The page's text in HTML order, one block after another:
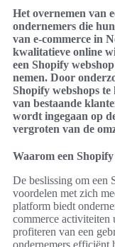
Het overnemen van
ondernemers die
van e-commerce in
kwalitatieve online
een Shopify
nemen. Door
Shopify webshops
van bestaande
wordt ingegaan op
vergroten van de
Waarom een
De beslissing om een
voordelen met zich
platform biedt
commerce activiteiten
profiteren van een
ondernemers efficiënt